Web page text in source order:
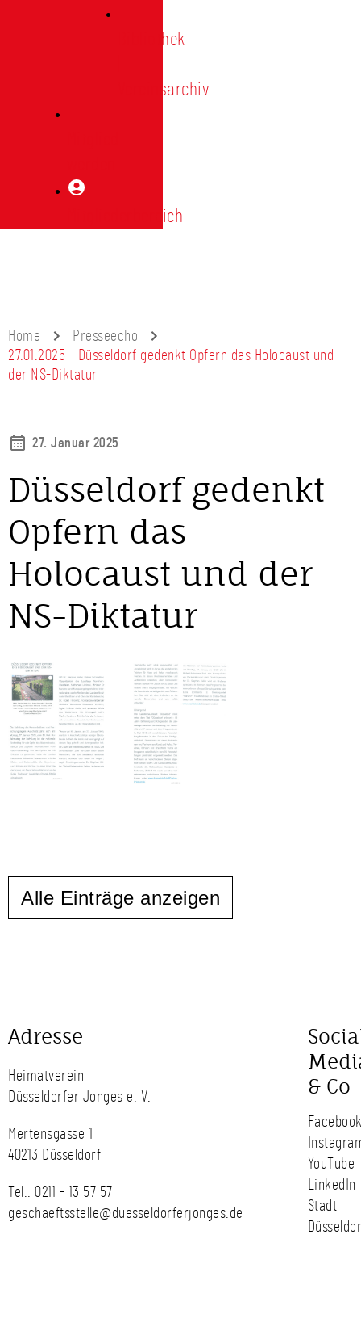
Bibliothek
Vereinsarchiv
Mitgliederbereich
Home
Presseecho
27.01.2025 - Düsseldorf gedenkt Opfern das Holocaust und
der NS-Diktatur
27. Januar 2025
Düsseldorf gedenkt
Opfern das
Holocaust und der
NS-Diktatur
Alle Einträge anzeigen
Adresse
Heimatverein
Düsseldorfer Jonges e. V.
Mertensgasse 1
40213 Düsseldorf
Tel.: 0211 - 13 57 57
geschaeftsstelle@duesseldorferjonges.de
& Co
YouTube
LinkedIn
Stadt